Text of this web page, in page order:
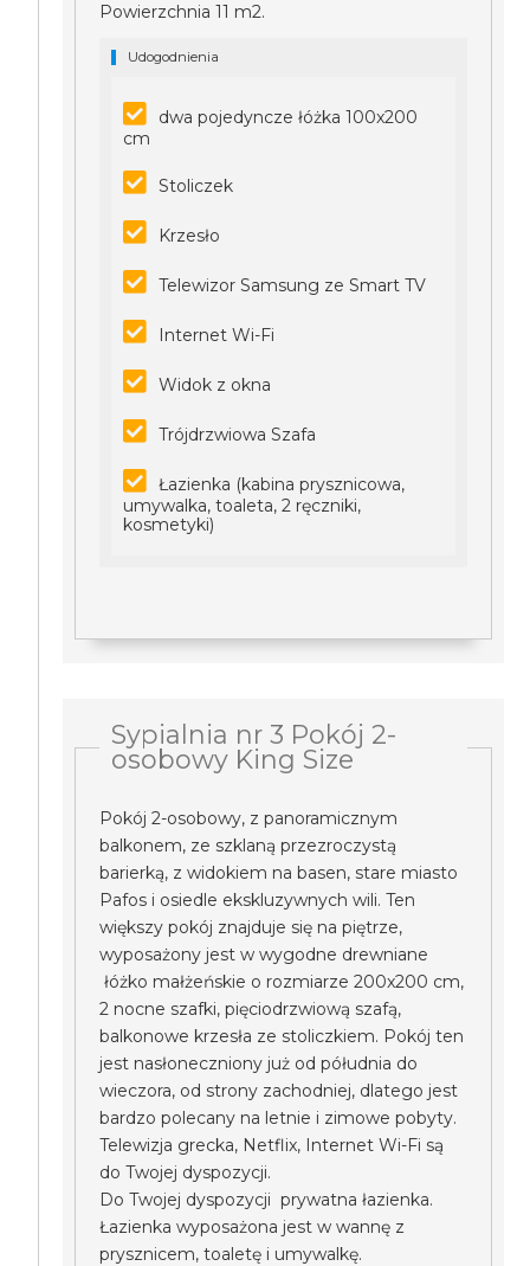
Powierzchnia 11 m2.
Udogodnienia
dwa pojedyncze łóżka 100x200
cm
Stoliczek
Krzesło
Telewizor Samsung ze Smart TV
Internet Wi-Fi
Widok z okna
Trójdrzwiowa Szafa
Łazienka (kabina prysznicowa,
umywalka, toaleta, 2 ręczniki,
kosmetyki)
Sypialnia nr 3 Pokój 2-
osobowy King Size
Pokój 2-osobowy, z panoramicznym
balkonem, ze szklaną przezroczystą
barierką, z widokiem na basen, stare miasto
Pafos i osiedle ekskluzywnych wili. Ten
większy pokój znajduje się na piętrze,
wyposażony jest w wygodne drewniane
łóżko małżeńskie o rozmiarze 200x200 cm,
2 nocne szafki, pięciodrzwiową szafą,
balkonowe krzesła ze stoliczkiem. Pokój ten
jest nasłoneczniony już od półudnia do
wieczora, od strony zachodniej, dlatego jest
bardzo polecany na letnie i zimowe pobyty.
Telewizja grecka, Netflix, Internet Wi-Fi są
do Twojej dyspozycji.
Do Twojej dyspozycji prywatna łazienka.
Łazienka wyposażona jest w wannę z
prysznicem, toaletę i umywalkę.